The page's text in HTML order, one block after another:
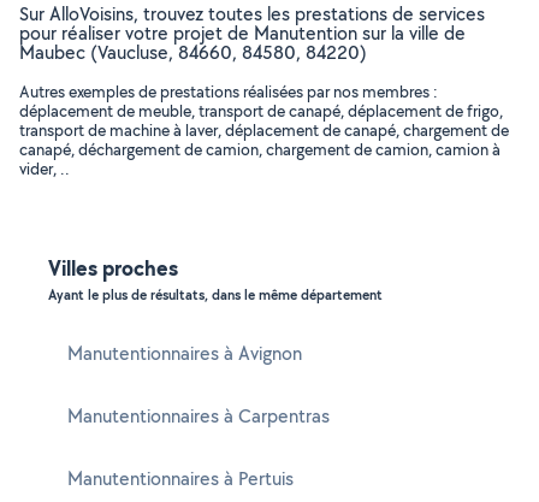
Sur AlloVoisins, trouvez toutes les prestations de services
pour réaliser votre projet de Manutention sur la ville de
Maubec (Vaucluse, 84660, 84580, 84220)
Autres exemples de prestations réalisées par nos membres :
déplacement de meuble, transport de canapé, déplacement de frigo,
transport de machine à laver, déplacement de canapé, chargement de
canapé, déchargement de camion, chargement de camion, camion à
vider, ..
Villes proches
Ayant le plus de résultats, dans le même département
Manutentionnaires à Avignon
Manutentionnaires à Carpentras
Manutentionnaires à Pertuis